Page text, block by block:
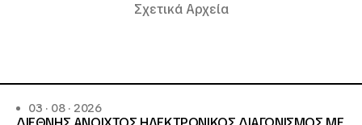
Σχετικά Αρχεία
03 · 08 · 2026